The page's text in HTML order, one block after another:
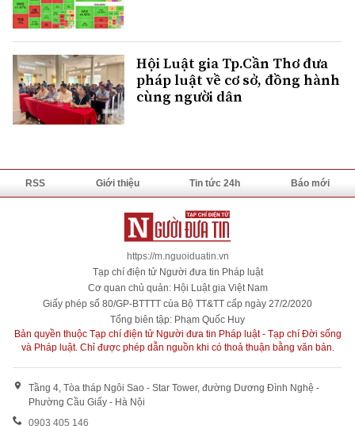
Hội Luật gia Tp.Cần Thơ đưa
pháp luật về cơ sở, đồng hành
cùng người dân
RSS Giới thiệu Tin tức 24h Báo mới
https://m.nguoiduatin.vn
Tạp chí điện tử Người đưa tin Pháp luật
Cơ quan chủ quản: Hội Luật gia Việt Nam
Giấy phép số 80/GP-BTTTT của Bộ TT&TT cấp ngày 27/2/2020
Tổng biên tập: Phạm Quốc Huy
Bản quyền thuộc Tạp chí điện tử Người đưa tin Pháp luật - Tạp chí Đời sống
và Pháp luật. Chỉ được phép dẫn nguồn khi có thoả thuận bằng văn bản.
Tầng 4, Tòa tháp Ngôi Sao - Star Tower, đường Dương Đình Nghệ -
Phường Cầu Giấy - Hà Nội
0903 405 146